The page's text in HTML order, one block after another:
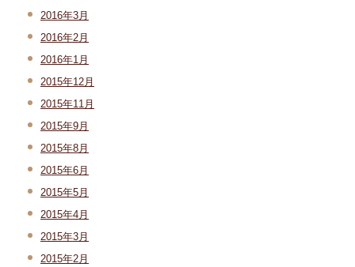
2016年3月
2016年2月
2016年1月
2015年12月
2015年11月
2015年9月
2015年8月
2015年6月
2015年5月
2015年4月
2015年3月
2015年2月